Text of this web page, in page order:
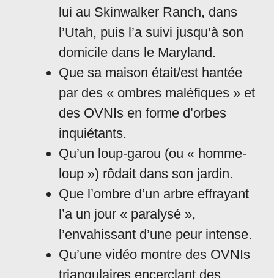
lui au Skinwalker Ranch, dans
l’Utah, puis l’a suivi jusqu’à son
domicile dans le Maryland.
Que sa maison était/est hantée
par des « ombres maléfiques » et
des OVNIs en forme d’orbes
inquiétants.
Qu’un loup-garou (ou « homme-
loup ») rôdait dans son jardin.
Que l’ombre d’un arbre effrayant
l’a un jour « paralysé »,
l’envahissant d’une peur intense.
Qu’une vidéo montre des OVNIs
triangulaires encerclant des